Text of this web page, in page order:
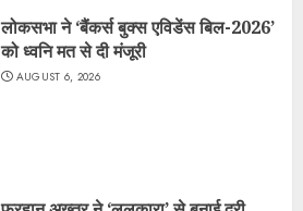
लोकसभा ने ‘बैंकर्स बुक्स एविडेंस बिल-2026’
को ध्वनि मत से दी मंजूरी
AUGUST 6, 2026